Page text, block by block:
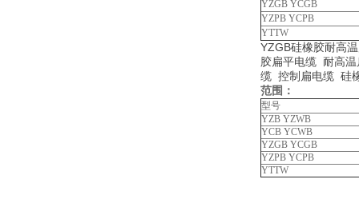
YZGB YCGB
YZPB YCPB
YTTW
YZGB硅橡胶耐高
胶扁平电缆 耐高
缆 控制扁电缆 硅
范围：
型号
YZB YZWB
YCB YCWB
YZGB YCGB
YZPB YCPB
YTTW